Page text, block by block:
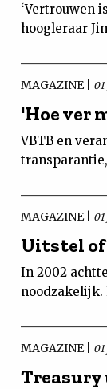
‘Vertrouwen
hoogleraar
MAGAZINE |
'Hoe ver
VBTB en
MAGAZINE |
Uitstel
In 2002
noodzakelijk.
MAGAZINE |
Treasury